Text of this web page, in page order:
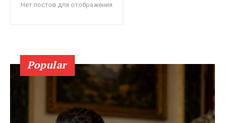
Нет постов для отображения
Popular